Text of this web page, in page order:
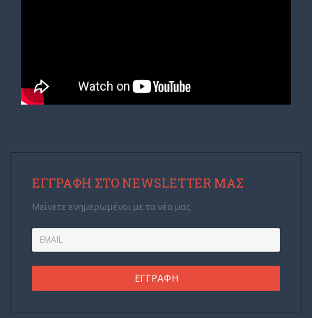
ΕΓΓΡΑΦΉ ΣΤΟ NEWSLETTER ΜΑΣ
Μείνετε ενημερωμένοι με τα νέα μας